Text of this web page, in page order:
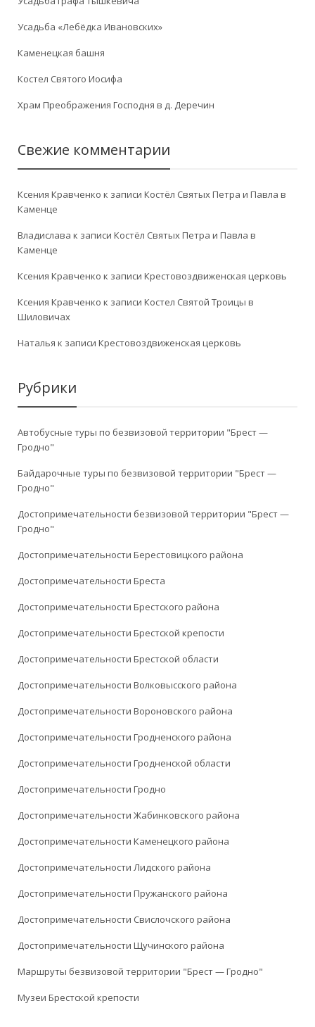
Усадьба «Лебёдка Ивановских»
Каменецкая башня
Костел Святого Иосифа
Храм Преображения Господня в д. Деречин
Свежие комментарии
Ксения Кравченко к записи Костёл Святых Петра и Павла в
Каменце
Владислава к записи Костёл Святых Петра и Павла в
Каменце
Ксения Кравченко к записи Крестовоздвиженская церковь
Ксения Кравченко к записи Костел Святой Троицы в
Шиловичах
Наталья к записи Крестовоздвиженская церковь
Рубрики
Автобусные туры по безвизовой территории "Брест —
Гродно"
Байдарочные туры по безвизовой территории "Брест —
Гродно"
Достопримечательности безвизовой территории "Брест —
Гродно"
Достопримечательности Берестовицкого района
Достопримечательности Бреста
Достопримечательности Брестского района
Достопримечательности Брестской крепости
Достопримечательности Брестской области
Достопримечательности Волковысского района
Достопримечательности Вороновского района
Достопримечательности Гродненского района
Достопримечательности Гродненской области
Достопримечательности Гродно
Достопримечательности Жабинковского района
Достопримечательности Каменецкого района
Достопримечательности Лидского района
Достопримечательности Пружанского района
Достопримечательности Свислочского района
Достопримечательности Щучинского района
Маршруты безвизовой территории "Брест — Гродно"
Музеи Брестской крепости